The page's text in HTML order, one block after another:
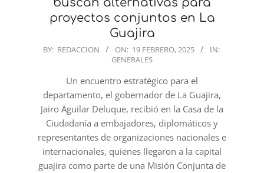
buscan alternativas para
proyectos conjuntos en La
Guajira
2025-
BY: REDACCION ON: 19 FEBRERO, 2025
IN:
GENERALES
Un encuentro estratégico para el
departamento, el gobernador de La Guajira,
Jairo Aguilar Deluque, recibió en la Casa de la
Ciudadanía a embajadores, diplomáticos y
representantes de organizaciones nacionales e
internacionales, quienes llegaron a la capital
guajira como parte de una Misión Conjunta de